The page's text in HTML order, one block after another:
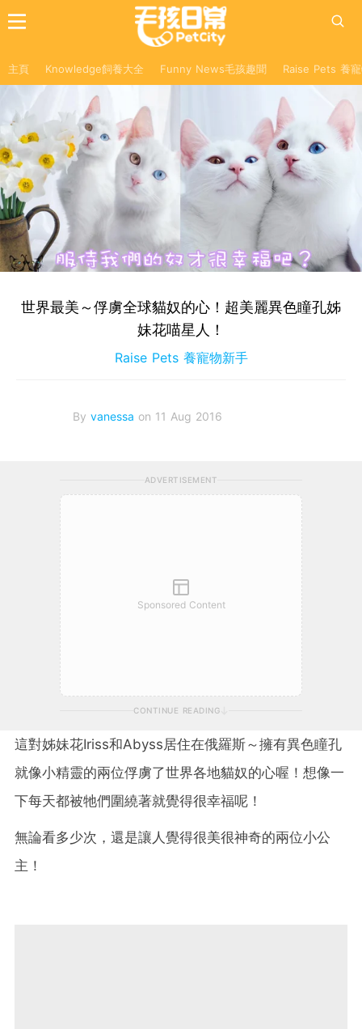
主頁 Knowledge飼養大全 Funny News毛孩趣聞 Raise Pets 養
世界最美～俘虜全球貓奴的心！超美麗異色瞳孔姊
妹花喵星人！
Raise Pets 養寵物新手
By vanessa on 11 Aug 2016
ADVERTISEMENT
Sponsored Content
CONTINUE READING
這對姊妹花Iriss和Abyss居住在俄羅斯～擁有異色瞳孔
就像小精靈的兩位俘虜了世界各地貓奴的心喔！想像一
下每天都被牠們圍繞著就覺得很幸福呢！
無論看多少次，還是讓人覺得很美很神奇的兩位小公
主！